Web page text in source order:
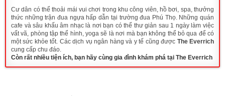
Cư dân có thể thoải mái vui chơi trong khu công viên, hồ bơi, spa, thưởng
thức những trận đua ngựa hấp dẫn tại trường đua Phú Thọ. Những quán
cafe và sâu khấu âm nhạc là nơi bạn có thể thư giản sau 1 ngày làm việc
vất vã, phòng tập thể hình, yoga sẽ là nơi mà bạn không thể bỏ qua để có
một sức khỏe tốt. Các dịch vụ ngân hàng và y tế cũng được The Everrich
cung cấp chu đáo.
Còn rất nhiều tiện ích, bạn hãy cùng gia đình khám phá tại The Everrich